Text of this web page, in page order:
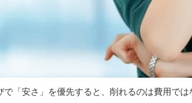
で「安さ」を優先すると、削れるのは費用では